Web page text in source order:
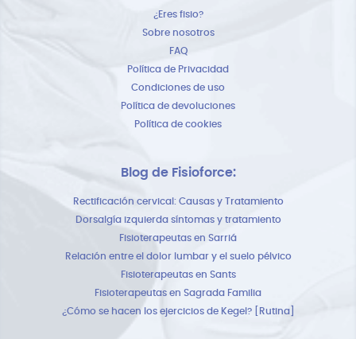
¿Eres fisio?
Sobre nosotros
FAQ
Política de Privacidad
Condiciones de uso
Política de devoluciones
Política de cookies
Blog de Fisioforce:
Rectificación cervical: Causas y Tratamiento
Dorsalgía izquierda síntomas y tratamiento
Fisioterapeutas en Sarriá
Relación entre el dolor lumbar y el suelo pélvico
Fisioterapeutas en Sants
Fisioterapeutas en Sagrada Familia
¿Cómo se hacen los ejercicios de Kegel? [Rutina]